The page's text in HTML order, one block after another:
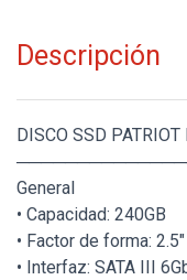
Descripción
DISCO SSD
General
• Capacidad: 240GB
• Factor de forma: 2.5"
• Interfaz: SATA III